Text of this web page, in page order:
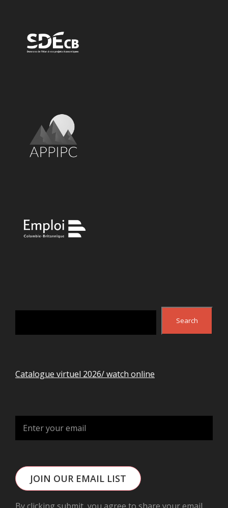
Search
Search
Catalogue virtuel 2026/ watch online
JOIN OUR EMAIL LIST